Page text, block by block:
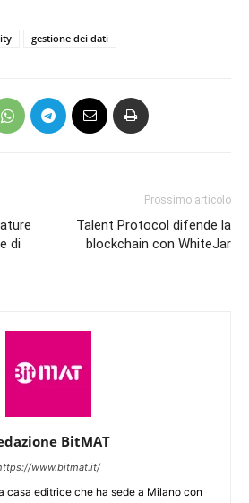
gestione dei dati
di
Prossimo articolo
Talent Protocol difende la
blockchain con WhiteJar
BitMAT
www.bitmat.it/
casa editrice che ha sede a Milano con